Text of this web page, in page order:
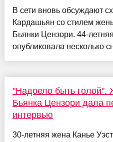
В сети вновь обсуждают
Кардашьян со стилем
Бьянки Цензори. 44-
опубликовала несколько
"Надоело быть голой".
Бьянка Цензори дала
интервью
30-летняя жена Канье